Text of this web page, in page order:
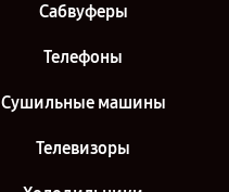
Сабвуферы
Телефоны
Сушильные машины
Телевизоры